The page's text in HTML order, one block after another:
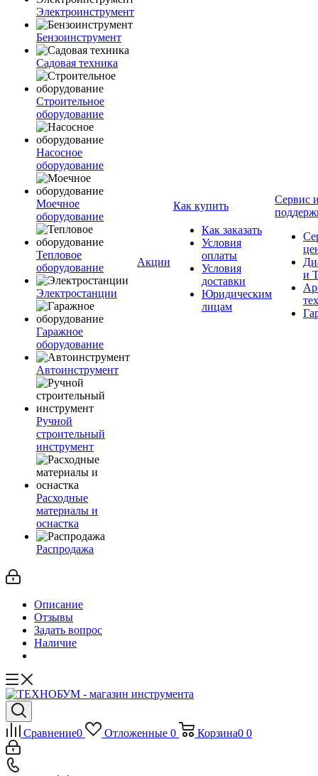
Электроинструмент
Бензоинструмент
Садовая техника
Строительное
оборудование
Насосное
оборудование
Моечное
оборудование
Тепловое
оборудование
Электростанции
Гаражное
оборудование
Автоинструмент
Ручной
строительный
инструмент
Расходные
материалы и
оснастка
Распродажа
Акции
Как купить
Как заказать
Условия
оплаты
Условия
доставки
Юридическим
лицам
Сервис
и
Описание
Отзывы
Задать вопрос
Наличие
Сравнение0 Отложенные 0 Корзина0 0